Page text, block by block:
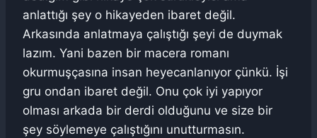
anlattığı şey o hikayeden ibaret değil.
Arkasında anlatmaya çalıştığı şeyi de duymak
lazım. Yani bazen bir macera romanı
okurmuşçasına insan heyecanlanıyor çünkü. İşi
gru ondan ibaret değil. Onu çok iyi yapıyor
olması arkada bir derdi olduğunu ve size bir
şey söylemeye çalıştığını unutturmasın.